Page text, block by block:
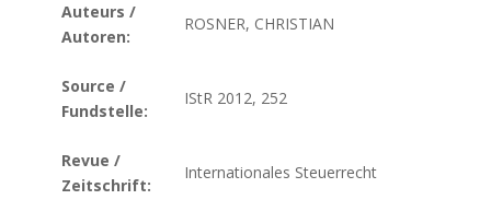
Auteurs /
Autoren:
ROSNER, CHRISTIAN
Source /
Fundstelle:
IStR 2012, 252
Revue /
Zeitschrift:
Internationales Steuerrecht